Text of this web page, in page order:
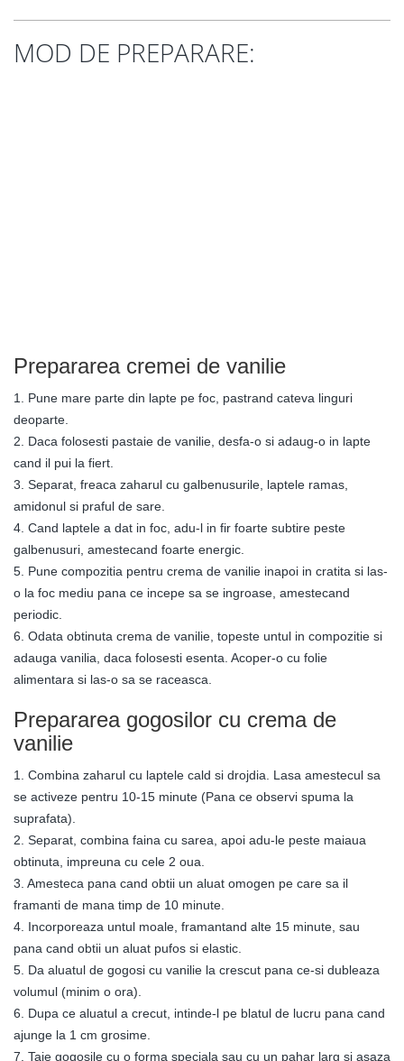
MOD DE PREPARARE:
Prepararea cremei de vanilie
1. Pune mare parte din lapte pe foc, pastrand cateva linguri
deoparte.
2. Daca folosesti pastaie de vanilie, desfa-o si adaug-o in lapte
cand il pui la fiert.
3. Separat, freaca zaharul cu galbenusurile, laptele ramas,
amidonul si praful de sare.
4. Cand laptele a dat in foc, adu-l in fir foarte subtire peste
galbenusuri, amestecand foarte energic.
5. Pune compozitia pentru crema de vanilie inapoi in cratita si las-
o la foc mediu pana ce incepe sa se ingroase, amestecand
periodic.
6. Odata obtinuta crema de vanilie, topeste untul in compozitie si
adauga vanilia, daca folosesti esenta. Acoper-o cu folie
alimentara si las-o sa se raceasca.
Prepararea gogosilor cu crema de
vanilie
1. Combina zaharul cu laptele cald si drojdia. Lasa amestecul sa
se activeze pentru 10-15 minute (Pana ce observi spuma la
suprafata).
2. Separat, combina faina cu sarea, apoi adu-le peste maiaua
obtinuta, impreuna cu cele 2 oua.
3. Amesteca pana cand obtii un aluat omogen pe care sa il
framanti de mana timp de 10 minute.
4. Incorporeaza untul moale, framantand alte 15 minute, sau
pana cand obtii un aluat pufos si elastic.
5. Da aluatul de gogosi cu vanilie la crescut pana ce-si dubleaza
volumul (minim o ora).
6. Dupa ce aluatul a crecut, intinde-l pe blatul de lucru pana cand
ajunge la 1 cm grosime.
7. Taie gogosile cu o forma speciala sau cu un pahar larg si asaza